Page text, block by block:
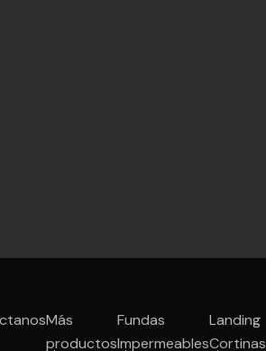
Más
productos
Fundas
Impermeables
Landing
Cortinas